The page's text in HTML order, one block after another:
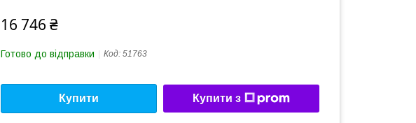
16 746 ₴
Готово до відправки Код: 51763
Купити Купити з